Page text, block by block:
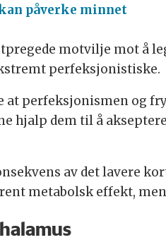
påverke minnet
motvilje mot å
perfeksjonistiske.
at perfeksjonismen og
hjalp dem til å
av det lavere
metabolsk effekt,